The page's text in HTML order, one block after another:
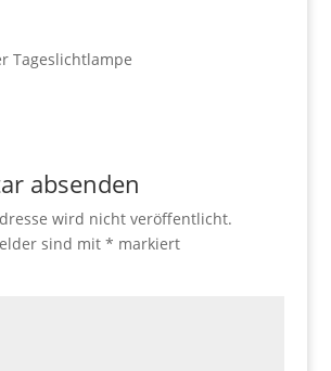
Tageslichtlampe
absenden
wird nicht veröffentlicht.
sind mit * markiert